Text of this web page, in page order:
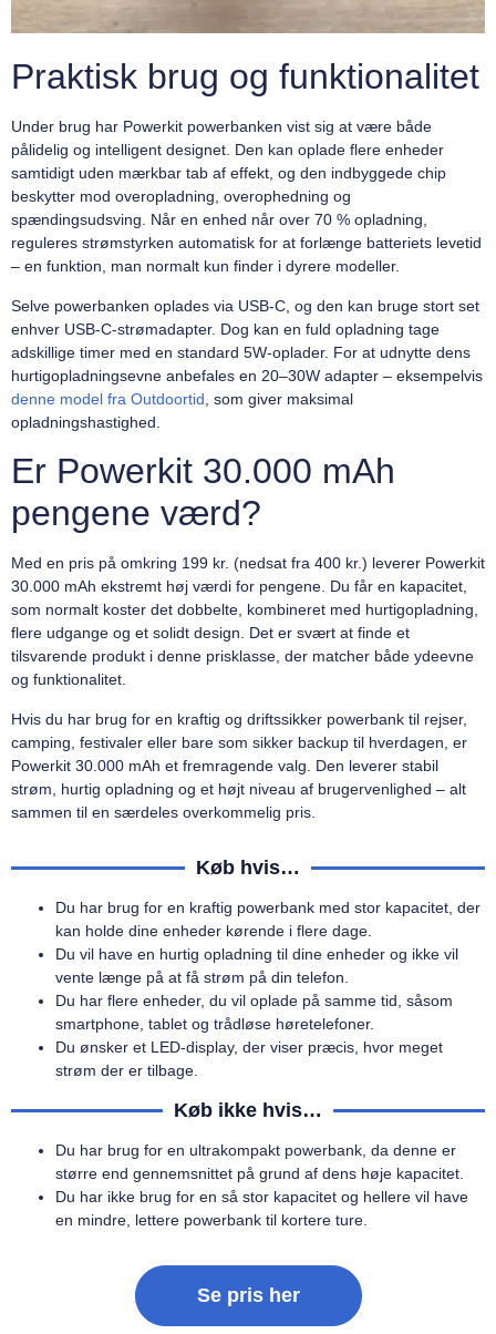
Praktisk brug og funktionalitet
Under brug har Powerkit powerbanken vist sig at være både
pålidelig og intelligent designet. Den kan oplade flere enheder
samtidigt uden mærkbar tab af effekt, og den indbyggede chip
beskytter mod overopladning, overophedning og
spændingsudsving. Når en enhed når over 70 % opladning,
reguleres strømstyrken automatisk for at forlænge batteriets levetid
– en funktion, man normalt kun finder i dyrere modeller.
Selve powerbanken oplades via USB-C, og den kan bruge stort set
enhver USB-C-strømadapter. Dog kan en fuld opladning tage
adskillige timer med en standard 5W-oplader. For at udnytte dens
hurtigopladningsevne anbefales en 20–30W adapter – eksempelvis
denne model fra Outdoortid , som giver maksimal
opladningshastighed.
Er Powerkit 30.000 mAh
pengene værd?
Med en pris på omkring 199 kr. (nedsat fra 400 kr.) leverer Powerkit
30.000 mAh ekstremt høj værdi for pengene. Du får en kapacitet,
som normalt koster det dobbelte, kombineret med hurtigopladning,
flere udgange og et solidt design. Det er svært at finde et
tilsvarende produkt i denne prisklasse, der matcher både ydeevne
og funktionalitet.
Hvis du har brug for en kraftig og driftssikker powerbank til rejser,
camping, festivaler eller bare som sikker backup til hverdagen, er
Powerkit 30.000 mAh et fremragende valg. Den leverer stabil
strøm, hurtig opladning og et højt niveau af brugervenlighed – alt
sammen til en særdeles overkommelig pris.
Køb hvis…
Du har brug for en kraftig powerbank med stor kapacitet, der
kan holde dine enheder kørende i flere dage.
Du vil have en hurtig opladning til dine enheder og ikke vil
vente længe på at få strøm på din telefon.
Du har flere enheder, du vil oplade på samme tid, såsom
smartphone, tablet og trådløse høretelefoner.
Du ønsker et LED-display, der viser præcis, hvor meget
strøm der er tilbage.
Køb ikke hvis…
Du har brug for en ultrakompakt powerbank, da denne er
større end gennemsnittet på grund af dens høje kapacitet.
Du har ikke brug for en så stor kapacitet og hellere vil have
en mindre, lettere powerbank til kortere ture.
Se pris her